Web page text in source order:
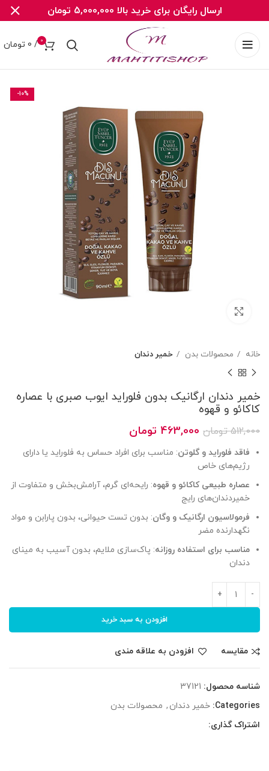
0
/
0 تومان
-10%
خانه محصولات بدن خمیر دندان
خمیر دندان ارگانیک بدون فلوراید ایوب صبری با عصاره
کاکائو و قهوه
512,000 تومان قیمت
512,000 تومان
بود.
463,000 تومان
463,000 تومان
فاقد فلوراید و گلوتن: مناسب برای افراد حساس به فلوراید یا دارای
رژیم‌های خاص
عصاره طبیعی کاکائو و قهوه: رایحه‌ای گرم، آرامش‌بخش و متفاوت از
خمیردندان‌های رایج
فرمولاسیون ارگانیک و وگان: بدون تست حیوانی، بدون پارابن و مواد
نگهدارنده مضر
مناسب برای استفاده روزانه: پاک‌سازی ملایم، بدون آسیب به مینای
دندان
افزودن به سبد خرید
مقایسه افزودن به علاقه مندی
شناسه محصول: 37121
Categories: خمیر دندان , محصولات بدن
اشتراک گذاری:
ارسال رایگان برای خرید بالا 5,000,000 تومان